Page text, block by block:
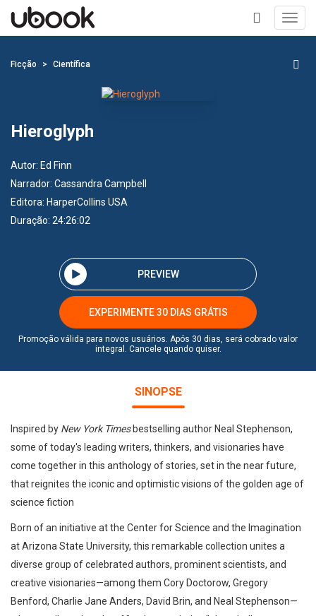
+
Ficção Científica
Hieroglyph
Autor: Ed Finn
Narrador: Cassandra Campbell
Editora: HarperCollins USA
Duração: 24:26:02
PREVIEW
EXPERIMENTE 30 DIAS GRÁTIS
Promoção válida para novos usuários. Após 30 dias, será cobrado valor
integral. Cancele quando quiser.
SINOPSE
Inspired by New York Timesbestselling author Neal Stephenson,
some of today's leading writers, thinkers, and visionaries have
come together in this anthology of stories, set in the near future,
that reignites the iconic and optimistic visions of the golden age of
science fiction
Born of an initiative at the Center for Science and the Imagination
at Arizona State University, this remarkable collection unites a
diverse group of celebrated authors, prominent scientists, and
creative visionaries—among them Cory Doctorow, Gregory
Benford, Charlie Jane Anders, David Brin, and Neal Stephenson—